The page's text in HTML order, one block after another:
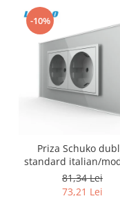
-10%
Priza Schuko
standard italian/
4M
81,34 Lei
73,21 Lei